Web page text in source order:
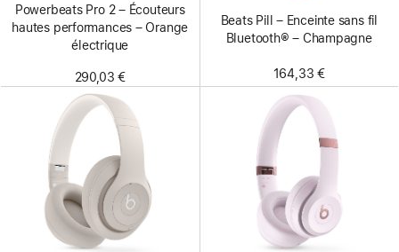
Powerbeats Pro 2 – Écouteurs
hautes performances – Orange
électrique
290,03 €
Beats Pill – Enceinte sans fil
Bluetooth® – Champagne
164,33 €